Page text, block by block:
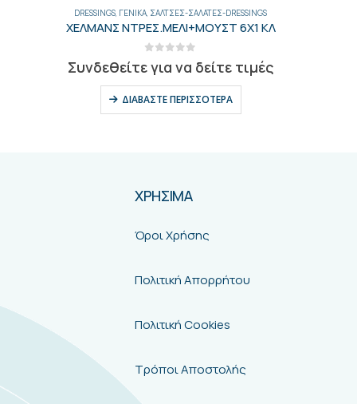
DRESSINGS, ΓΕΝΙΚΑ, ΣΆΛΤΣΕΣ-ΣΑΛΆΤΕΣ-DRESSINGS
ΧΕΛΜΑΝΣ ΝΤΡΕΣ.ΜΕΛΙ+ΜΟΥΣΤ 6Χ1 ΚΛ
Συνδεθείτε για να δείτε τιμές
ΔΙΑΒΆΣΤΕ ΠΕΡΙΣΣΌΤΕΡΑ
ΧΡΗΣΙΜΑ
Όροι Χρήσης
Πολιτική Απορρήτου
Πολιτική Cookies
Τρόποι Αποστολής